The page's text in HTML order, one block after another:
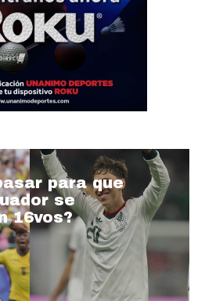
para que
se
16vos?